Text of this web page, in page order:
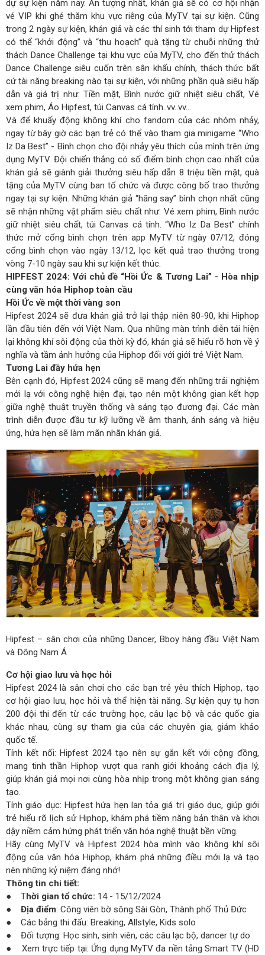
dự sự kiện năm nay. Ấn tượng nhất, khán giả sẽ có cơ hội nhận
vé VIP khi ghé thăm khu vực riêng của MyTV tại sự kiện. Cũng
trong 2 ngày sự kiện, khán giả và các thí sinh tới tham dự Hipfest
có thể “khởi động” và “thu hoạch” quà tặng từ chuỗi những thử
thách Dance Challenge tại khu vực của MyTV, cho đến thử thách
Dance Challenge siêu cuốn trên sân khấu chính, thách thức bất
cứ tài năng breaking nào tại sự kiện, với những phần quà siêu hấp
dẫn và giá trị như: Tiền mặt, Bình nước giữ nhiệt siêu chất, Vé
xem phim, Áo Hipfest, túi Canvas cá tính..vv..vv…
Và để khuấy động không khí cho fandom của các nhóm nhảy,
ngay từ bây giờ các bạn trẻ có thể vào tham gia minigame “Who
Iz Da Best” - Bình chọn cho đội nhảy yêu thích của mình trên ứng
dụng MyTV. Đội chiến thắng có số điểm bình chọn cao nhất của
khán giả sẽ giành giải thưởng siêu hấp dẫn 8 triệu tiền mặt, quà
tặng của MyTV cùng ban tổ chức và được công bố trao thưởng
ngay tại sự kiện. Những khán giả “hăng say” bình chọn nhất cũng
sẽ nhận những vật phẩm siêu chất như: Vé xem phim, Bình nước
giữ nhiệt siêu chất, túi Canvas cá tính. “Who Iz Da Best” chính
thức mở cổng bình chọn trên app MyTV từ ngày 07/12, đóng
cổng bình chọn vào ngày 13/12, lọc kết quả trao thưởng trong
vòng 7-10 ngày sau khi sự kiện kết thúc.
HIPFEST 2024: Với chủ đề “Hồi Ức & Tương Lai” - Hòa nhịp
cùng văn hóa Hiphop toàn cầu
Hồi Ức về một thời vàng son
Hipfest 2024 sẽ đưa khán giả trở lại thập niên 80-90, khi Hiphop
lần đầu tiên đến với Việt Nam. Qua những màn trình diễn tái hiện
lại không khí sôi động của thời kỳ đó, khán giả sẽ hiểu rõ hơn về ý
nghĩa và tầm ảnh hưởng của Hiphop đối với giới trẻ Việt Nam.
Tương Lai đầy hứa hẹn
Bên cạnh đó, Hipfest 2024 cũng sẽ mang đến những trải nghiệm
mới lạ với công nghệ hiện đại, tạo nên một không gian kết hợp
giữa nghệ thuật truyền thống và sáng tạo đương đại. Các màn
trình diễn được đầu tư kỹ lưỡng về âm thanh, ánh sáng và hiệu
ứng, hứa hẹn sẽ làm mãn nhãn khán giả.
Hipfest – sân chơi của những Dancer, Bboy hàng đầu Việt Nam
và Đông Nam Á
Cơ hội giao lưu và học hỏi
Hipfest 2024 là sân chơi cho các bạn trẻ yêu thích Hiphop, tạo
cơ hội giao lưu, học hỏi và thể hiện tài năng. Sự kiện quy tụ hơn
200 đội thi đến từ các trường học, câu lạc bộ và các quốc gia
khác nhau, cùng sự tham gia của các chuyên gia, giám khảo
quốc tế.
Tính kết nối: Hipfest 2024 tạo nên sự gắn kết với cộng đồng,
mang tinh thần Hiphop vượt qua ranh giới khoảng cách địa lý,
giúp khán giả mọi nơi cùng hòa nhịp trong một không gian sáng
tạo.
Tính giáo dục: Hipfest hứa hẹn lan tỏa giá trị giáo dục, giúp giới
trẻ hiểu rõ lịch sử Hiphop, khám phá tiềm năng bản thân và khơi
dậy niềm cảm hứng phát triển văn hóa nghệ thuật bền vững.
Hãy cùng MyTV và Hipfest 2024 hòa mình vào không khí sôi
động của văn hóa Hiphop, khám phá những điều mới lạ và tạo
nên những kỷ niệm đáng nhớ!
Thông tin chi tiết:
● Thời gian tổ chức: 14 - 15/12/2024
●
Địa điểm: Công viên bờ sông Sài Gòn, Thành phố Thủ Đức
● Các bảng thi đấu: Breaking, Allstyle, Kids solo
● Đối tượng: Học sinh, sinh viên, các câu lạc bộ, dancer tự do
● Xem trực tiếp tại: Ứng dụng MyTV đa nền tảng Smart TV (HD